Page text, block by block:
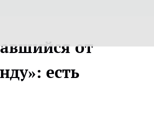
от
есть